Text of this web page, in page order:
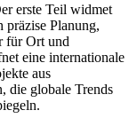
erste Teil widmet
Planung,
für Ort und
eine internationale
aus
die globale Trends